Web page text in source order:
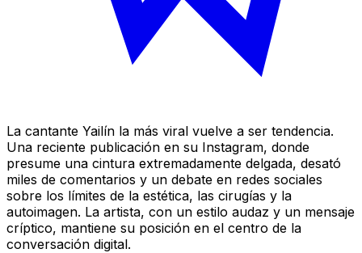
La cantante Yailín la más viral vuelve a ser tendencia.
Una reciente publicación en su Instagram, donde
presume una cintura extremadamente delgada, desató
miles de comentarios y un debate en redes sociales
sobre los límites de la estética, las cirugías y la
autoimagen. La artista, con un estilo audaz y un mensaje
críptico, mantiene su posición en el centro de la
conversación digital.